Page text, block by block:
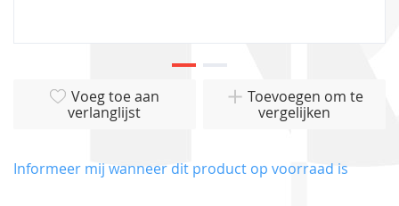
van
Voeg toe aan
verlanglijst
Toevoegen om te
vergelijken
Informeer mij wanneer dit product op voorraad is